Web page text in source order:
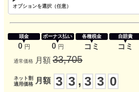
オプションを選択（任意）
頭金
0 円
ボーナス払い
0 円
各種税金
コミ
自賠責
コミ
通常価格 月額 33,705
ネット割
適用価格
月額 3 3 , 3 3 0